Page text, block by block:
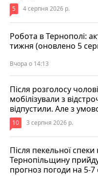
5 4 серпня 2026 р.
Робота в Тернополі:
тижня (оновлено 5
Вчора о 14:13
Після розголосу
мобілізували з
відпустили. Але з
10 3 серпня 2026 р.
Після пекельної спеки
Тернопільщину
прогноз погоди на 5-7